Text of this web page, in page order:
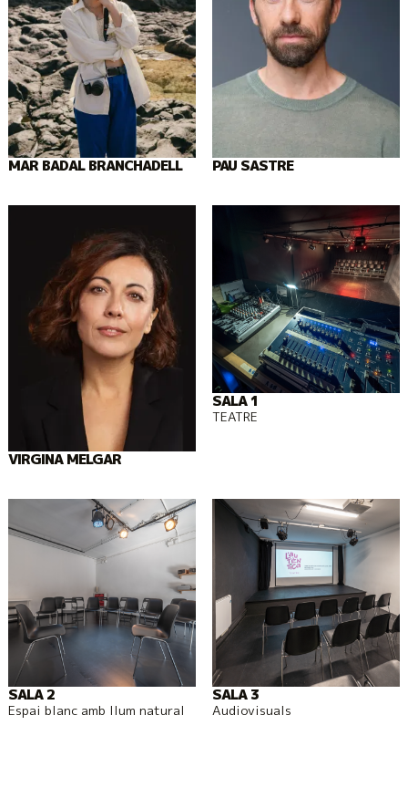
MAR BADAL BRANCHADELL PAU SASTRE
VIRGINA MELGAR
SALA 1
TEATRE
SALA 2
Espai blanc amb llum natural
SALA 3
Audiovisuals